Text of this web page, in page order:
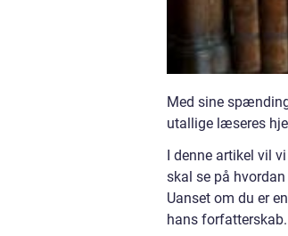
Med sine
utallige læseres
I denne artikel vil
skal se på
Uanset om du er
hans forfatterskab.